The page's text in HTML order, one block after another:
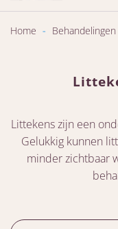
Home - Behandelingen
Littekens zijn een
Gelukkig kunnen
minder zichtbaar